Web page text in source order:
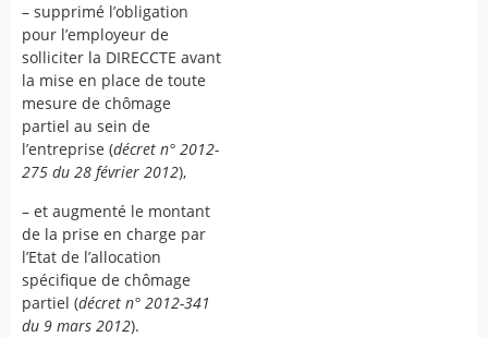
– supprimé l’obligation
pour l’employeur de
solliciter la DIRECCTE avant
la mise en place de toute
mesure de chômage
partiel au sein de
l’entreprise (décret n° 2012-
275 du 28 février 2012),
– et augmenté le montant
de la prise en charge par
l’Etat de l’allocation
spécifique de chômage
partiel (décret n° 2012-341
du 9 mars 2012).